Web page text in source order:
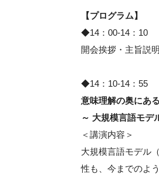
【プログラム】
◆14：00-14：10
開会挨拶・主旨説明
◆14：10-14：55
意味理解の奥にあ
～ 大規模言語モデ
＜講演内容＞
大規模言語モデル
性も、今までのよ